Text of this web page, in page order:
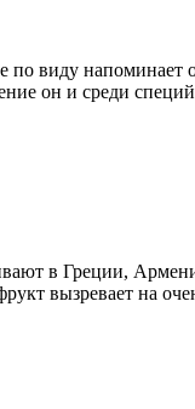
по виду
он и среди
в Греции,
вызревает на